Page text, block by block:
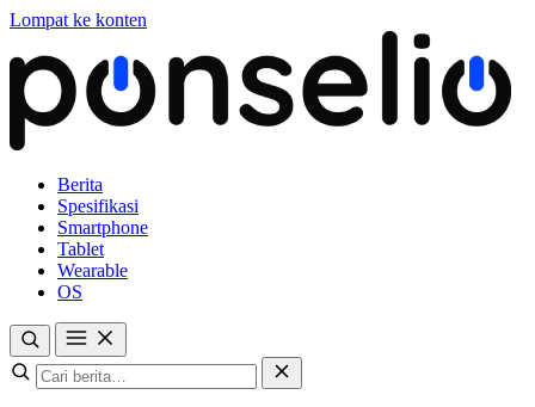
Lompat ke konten
Berita
Spesifikasi
Smartphone
Tablet
Wearable
OS